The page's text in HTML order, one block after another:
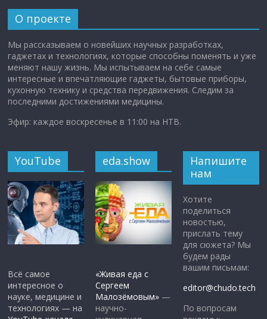
О проекте
Мы рассказываем о новейших научных разработках,
гаджетах и технологиях, которые способны поменять и уже
меняют нашу жизнь. Мы испытываем на себе самые
интересные и впечатляющие гаджеты, бытовые приборы,
кухонную технику и средства передвижения. Следим за
последними достижениями медицины.
Эфир: каждое воскресенье в 11:00 на НТВ.
YouTube
Всё самое
интересное о
науке, медицине и
технологиях — на
eda.show
«Живая еда с
Сергеем
Малозёмовым» —
научно-
Напишите
нам
Хотите
поделиться
новостью,
прислать тему
для сюжета? Мы
будем рады
вашим письмам:
editor@chudo.tech
По вопросам